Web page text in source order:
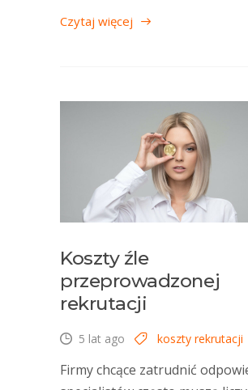
Czytaj więcej
Koszty źle
przeprowadzonej
rekrutacji
5 lat ago koszty rekrutacji
Firmy chcące zatrudnić